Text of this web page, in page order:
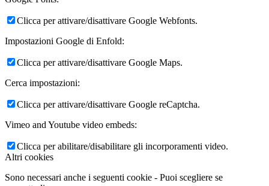
Clicca per attivare/disattivare Google Webfonts.
Impostazioni Google di Enfold:
Clicca per attivare/disattivare Google Maps.
Cerca impostazioni:
Clicca per attivare/disattivare Google reCaptcha.
Vimeo and Youtube video embeds:
Clicca per abilitare/disabilitare gli incorporamenti video.
Altri cookies
Sono necessari anche i seguenti cookie - Puoi scegliere se